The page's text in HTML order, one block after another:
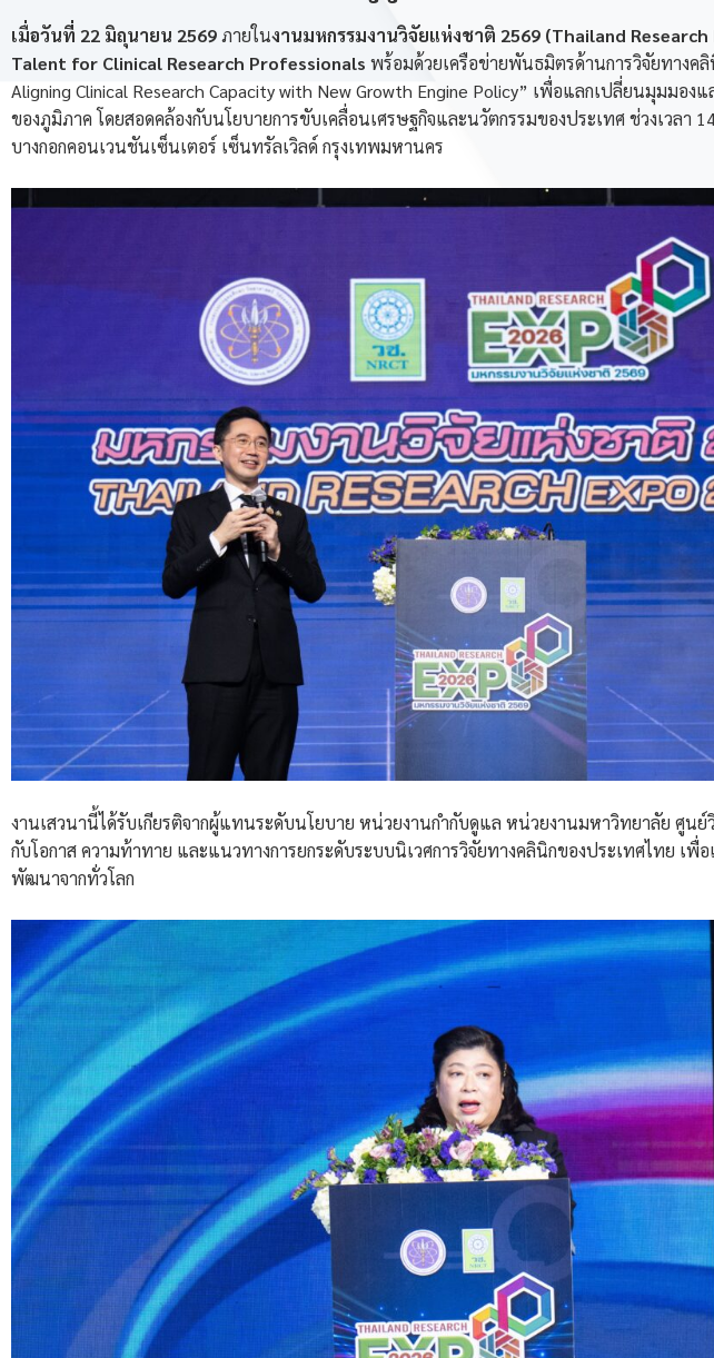
เมื่อวันที่ 22 มิถุนายน 2569ภายในงานมหกรรมงานวิจัยแห่งชาติ 2569 (Thailand
Talent for Clinical Research Professionals พร้อมด้วยเครือข่ายพันธมิตรด้านการวิจัยทางคลิ
Aligning Clinical Research Capacity with New Growth Engine Policy” เพื่อแลกเปลี่ยนมุมม
ของภูมิภาค โดยสอดคล้องกับนโยบายการขับเคลื่อนเศรษฐกิจและนวัตกรรมของประเทศ ช่วงเวล
บางกอกคอนเวนชันเซ็นเตอร์ เซ็นทรัลเวิลด์ กรุงเทพมหานคร
งานเสวนานี้ได้รับเกียรติจากผู้แทนระดับนโยบาย หน่วยงานกำกับดูแล หน่วยงานมหาวิทยาลัย ศูน
กับโอกาส ความท้าทาย และแนวทางการยกระดับระบบนิเวศการวิจัยทางคลินิกของประเทศไทย เ
พัฒนาจากทั่วโลก